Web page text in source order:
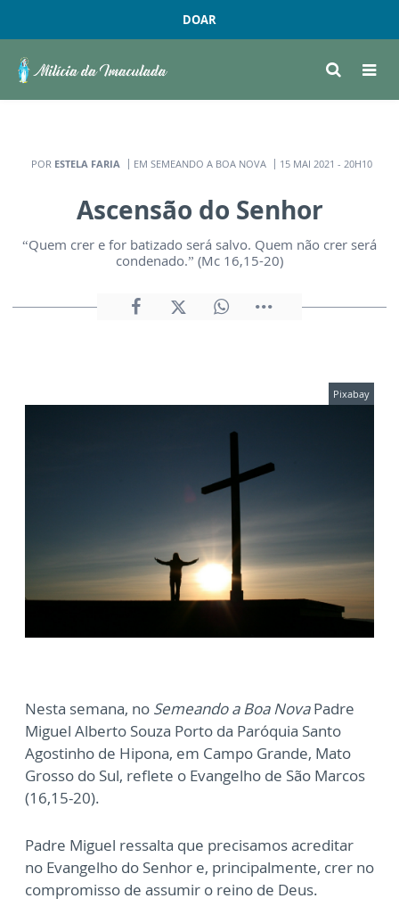
DOAR
POR ESTELA FARIA EM SEMEANDO A BOA NOVA 15 MAI 2021 - 20H10
Ascensão do Senhor
“Quem crer e for batizado será salvo. Quem não crer será
condenado.” (Mc 16,15-20)
Pixabay
Nesta semana, no Semeando a Boa NovaPadre
Miguel Alberto Souza Porto da Paróquia Santo
Agostinho de Hipona, em Campo Grande, Mato
Grosso do Sul, reflete o Evangelho de São Marcos
(16,15-20).
Padre Miguel ressalta que precisamos acreditar
no Evangelho do Senhor e, principalmente, crer no
compromisso de assumir o reino de Deus.